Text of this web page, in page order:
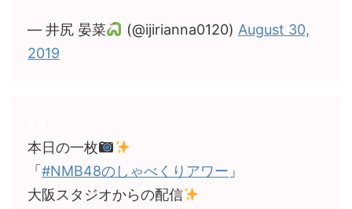
— 井尻 晏菜 (@ijirianna0120) August 30,
2019
本日の一枚
「 #NMB48のしゃべくりアワー 」
大阪スタジオからの配信